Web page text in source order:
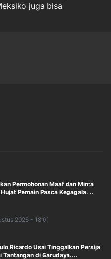
juga bisa
Permohonan Maaf dan Minta
Pemain Pasca Kegagala....
2026 - 18:01
Ricardo Usai Tinggalkan Persija
Tantangan di Garudaya....